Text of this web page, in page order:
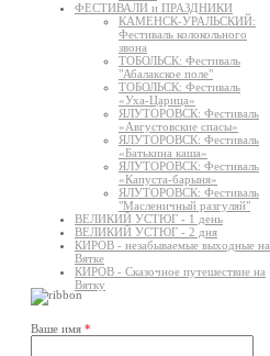
ФЕСТИВАЛИ и ПРАЗДНИКИ
КАМЕНСК-УРАЛЬСКИЙ:
Фестиваль колокольного
звона
ТОБОЛЬСК: Фестиваль
"Абалакское поле"
ТОБОЛЬСК: Фестиваль
«Уха-Царица»
ЯЛУТОРОВСК: Фестиваль
«Августовские спасы»
ЯЛУТОРОВСК: Фестиваль
«Батькина каша»
ЯЛУТОРОВСК: Фестиваль
«Капуста-барыня»
ЯЛУТОРОВСК: Фестиваль
"Масленичный разгуляй"
ВЕЛИКИЙ УСТЮГ - 1 день
ВЕЛИКИЙ УСТЮГ - 2 дня
КИРОВ - незабываемые выходные на
Вятке
КИРОВ - Сказочное путешествие на
Вятку
Ваше имя *